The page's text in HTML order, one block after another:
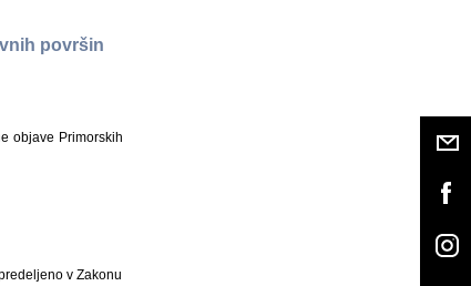
površin
objave Primorskih
v Zakonu